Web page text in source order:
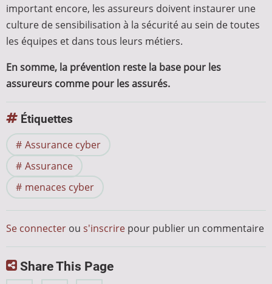
important encore, les assureurs doivent instaurer une
culture de sensibilisation à la sécurité au sein de toutes
les équipes et dans tous leurs métiers.
En somme, la prévention reste la base pour les
assureurs comme pour les assurés.
Étiquettes
Assurance cyber
Assurance
menaces cyber
Se connecter ou s'inscrire pour publier un commentaire
Share This Page